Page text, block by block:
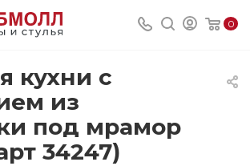
0
кухни с
из
под мрамор
34247)